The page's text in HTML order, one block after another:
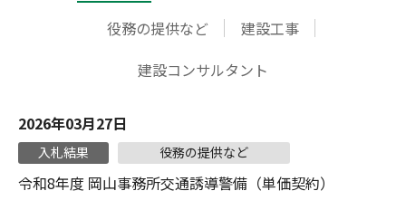
役務の提供など
建設工事
建設コンサルタント
2026年03月27日
入札結果 役務の提供など
令和8年度 岡山事務所交通誘導警備（単価契約）